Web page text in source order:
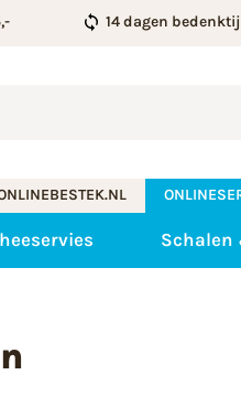
14 dagen
Schalen